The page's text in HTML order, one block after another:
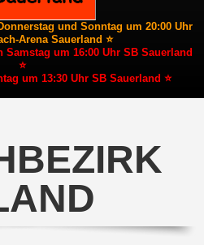
und Sonntag um 20:00 Uhr
Arena Sauerland ⭐
Samstag um 16:00 Uhr SB Sauerland
⭐
um 13:30 Uhr SB Sauerland ⭐